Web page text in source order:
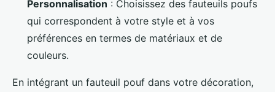
Personnalisation : Choisissez des fauteuils poufs
qui correspondent à votre style et à vos
préférences en termes de matériaux et de
couleurs.
En intégrant un fauteuil pouf dans votre décoration,